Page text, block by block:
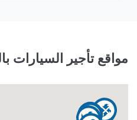
مواقع تأجير السيارات